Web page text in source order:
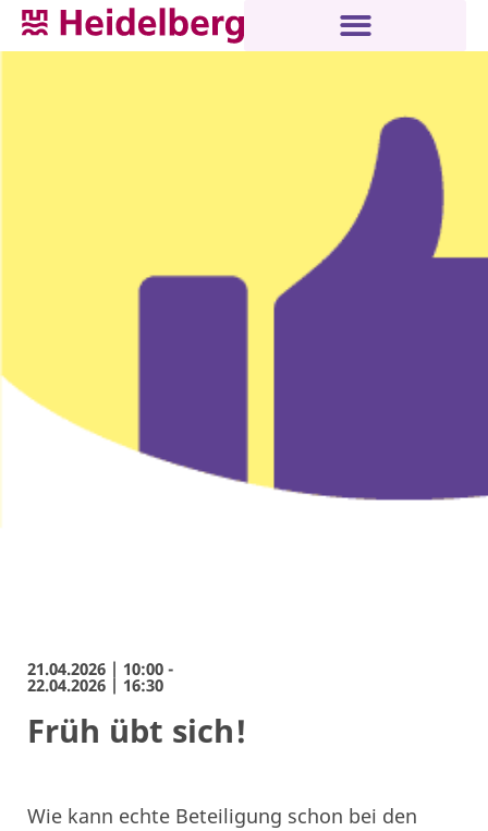
21.04.2026 | 10:00 -
22.04.2026 | 16:30
Früh übt sich!
Wie kann echte Beteiligung schon bei den